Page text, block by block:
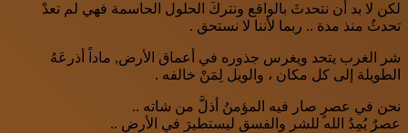
لكن ﻻ بد أن نتحدثَ بالواقع ونتركَ الحلول الحاسمة فهي لم تعدْ
تحدثُ منذ مدة .. ربما لأننا ﻻ نستحق .
شر الغرب يتحد ويغرس جذوره في أعماق الأرض, ماداً أذرعَهُ
الطويلة إلى كل مكان ، والويل لِمَنْ خالفه .
نحن في عصرٍ صار فيه المؤمنُ أذلَّ من شاته ..
عصرٌ يُمِدُ الله للشر والفسق ليستطيرَ في الأرض ..